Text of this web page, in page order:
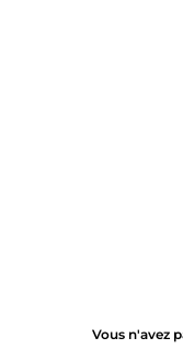
Vous n'avez